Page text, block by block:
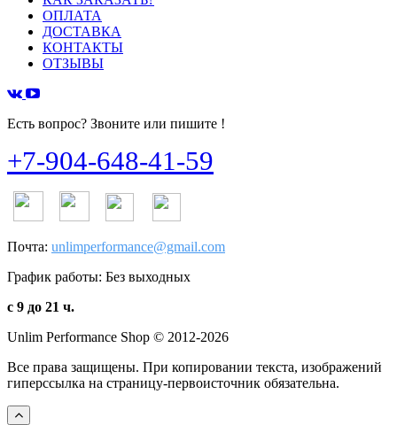
ОПЛАТА
ДОСТАВКА
КОНТАКТЫ
ОТЗЫВЫ
Есть вопрос? Звоните или пишите !
+7-904-648-41-59
Почта: unlimperformance@gmail.com
График работы: Без выходных
с 9 до 21 ч.
Unlim Performance Shop © 2012-2026
Все права защищены. При копировании текста, изображений
гиперссылка на страницу-первоисточник обязательна.